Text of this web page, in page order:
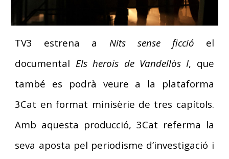
TV3 estrena a Nits sense ficció el
documental Els herois de Vandellòs I, que
també es podrà veure a la plataforma
3Cat en format minisèrie de tres capítols.
Amb aquesta producció, 3Cat referma la
seva aposta pel periodisme d’investigació i